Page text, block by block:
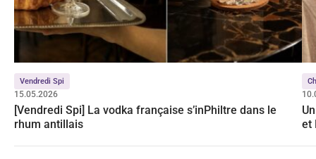
Vendredi Spi
15.05.2026
[Vendredi Spi] La vodka française s’inPhiltre dans le
rhum antillais
et